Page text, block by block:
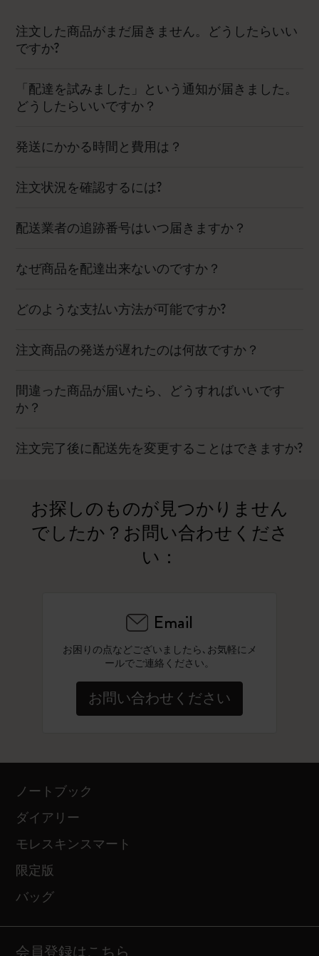
注文した商品がまだ届きません。どうしたらいい
ですか?
「配達を試みました」という通知が届きました。
どうしたらいいですか？
発送にかかる時間と費用は？
注文状況を確認するには?
配送業者の追跡番号はいつ届きますか？
なぜ商品を配達出来ないのですか？
どのような支払い方法が可能ですか?
注文商品の発送が遅れたのは何故ですか？
間違った商品が届いたら、どうすればいいです
か？
注文完了後に配送先を変更することはできますか?
お探しのものが見つかりません
でしたか？お問い合わせくださ
い：
Email
お困りの点などございましたら､お気軽にメ
ールでご連絡ください。
お問い合わせください
ノートブック
ダイアリー
モレスキンスマート
限定版
バッグ